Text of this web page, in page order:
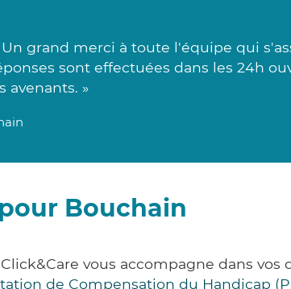
grand merci à toute l'équipe qui
sont effectuées dans les 24h
avenants. »
Bouchain
vous accompagne dans vos
de Compensation du Handicap